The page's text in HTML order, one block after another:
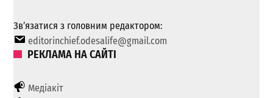
Зв’язатися з головним редактором:
editorinchief.odesalife@gmail.com
РЕКЛАМА НА САЙТІ
Медіакіт